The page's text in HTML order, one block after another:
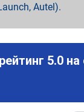
Autel).
5.0 на